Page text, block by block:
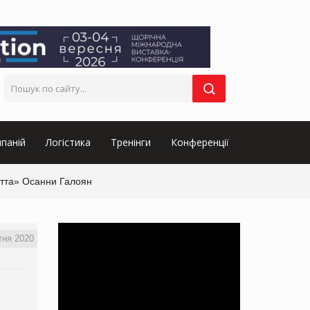
Логістика Тренінги Конференції
Осанни Галоян
2020